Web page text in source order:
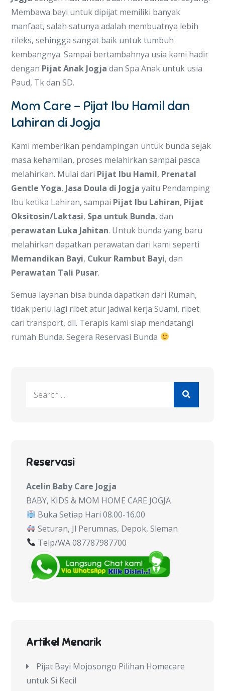
Membawa bayi untuk dipijat memiliki banyak
manfaat, salah satunya adalah membuatnya lebih
rileks, sehingga sangat baik untuk tumbuh
kembangnya. Sampai bertambahnya usia kami hadir
dengan Pijat Anak Jogja dan Spa Anak untuk usia
Paud, Tk dan SD.
Mom Care – Pijat Ibu Hamil dan
Lahiran di Jogja
Kami memberikan pendampingan untuk bunda sejak
masa kehamilan, proses melahirkan sampai pasca
melahirkan. Mulai dari Pijat Ibu Hamil, Prenatal
Gentle Yoga, Jasa Doula di Jogja yaitu Pendamping
Ibu ketika Lahiran, sampai Pijat Ibu Lahiran, Pijat
Oksitosin/Laktasi, Spa untuk Bunda, dan
perawatan Luka Jahitan. Untuk bunda yang baru
melahirkan dapatkan perawatan dari kami seperti
Memandikan Bayi, Cukur Rambut Bayi, dan
Perawatan Tali Pusar.
Semua layanan bisa bunda dapatkan dari Rumah,
tidak perlu lagi ribet atur jadwal kerja Suami, ribet
cari transport, dll. Terapis kami siap mendatangi
rumah Bunda. Segera Reservasi Bunda
Search
Reservasi
Acelin Baby Care Jogja
BABY, KIDS & MOM HOME CARE JOGJA
Buka Setiap Hari 08.00-16.00
Seturan, Jl Perumnas, Depok, Sleman
Telp/WA 087787987700
Artikel Menarik
Pijat Bayi Mojosongo Pilihan Homecare
untuk Si Kecil